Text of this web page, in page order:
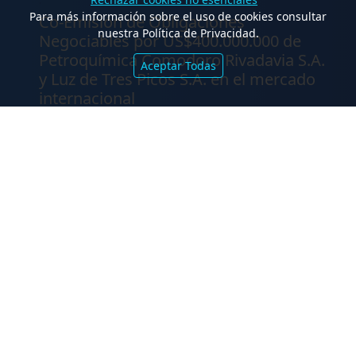
Co-Emisión de Obligaciones
Negociables por US$400.000.000 de
Petroquímica Comodoro Rivadavia S.A.
y Luz de Tres Picos S.A. en el mercado
internacional
Para más información sobre el uso de cookies consultar
nuestra Política de Privacidad.
Aceptar Todas